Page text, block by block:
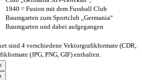
1940 = Fusion mit dem Fussball Club
Baumgarten zum Sportclub „Germania“
Baumgarten und dabei aufgegangen
sind 4 verschiedene Vektorgrafikformate (CDR,
(JPG, PNG, GIF) enthalten.